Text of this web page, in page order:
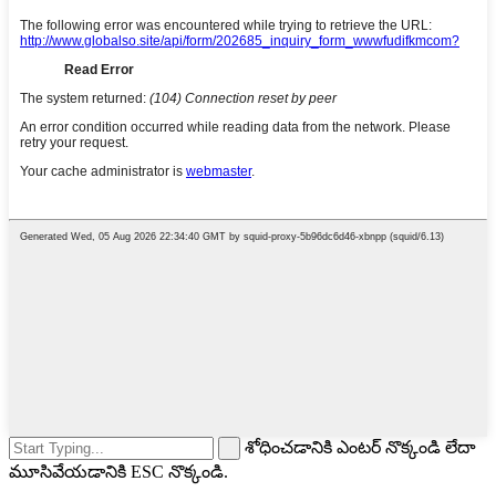
శోధించడానికి ఎంటర్ నొక్కండి లేదా
మూసివేయడానికి ESC నొక్కండి.